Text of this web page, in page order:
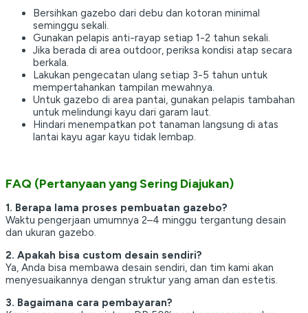
Bersihkan gazebo dari debu dan kotoran minimal
seminggu sekali.
Gunakan pelapis anti-rayap setiap 1-2 tahun sekali.
Jika berada di area outdoor, periksa kondisi atap secara
berkala.
Lakukan pengecatan ulang setiap 3-5 tahun untuk
mempertahankan tampilan mewahnya.
Untuk gazebo di area pantai, gunakan pelapis tambahan
untuk melindungi kayu dari garam laut.
Hindari menempatkan pot tanaman langsung di atas
lantai kayu agar kayu tidak lembap.
FAQ (Pertanyaan yang Sering Diajukan)
1. Berapa lama proses pembuatan gazebo?
Waktu pengerjaan umumnya 2–4 minggu tergantung desain
dan ukuran gazebo.
2. Apakah bisa custom desain sendiri?
Ya, Anda bisa membawa desain sendiri, dan tim kami akan
menyesuaikannya dengan struktur yang aman dan estetis.
3. Bagaimana cara pembayaran?